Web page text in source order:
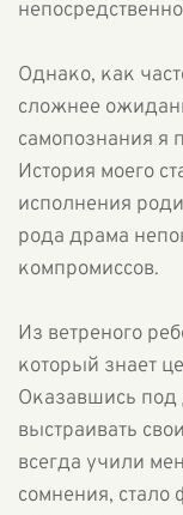
Однако, как
сложнее
самопознания я
История моего
исполнения
рода драма
компромиссов.
Из ветреного
который знает
Оказавшись под
выстраивать
всегда учили
сомнения,